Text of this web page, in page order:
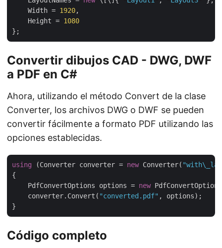
    Width =
1920,
    Height =
1080
Convertir dibujos CAD - DWG, DWF
a PDF en C#
Ahora, utilizando el método Convert de la clase
Converter, los archivos DWG o DWF se pueden
convertir fácilmente a formato PDF utilizando las
opciones establecidas.
using (Converter converter = new Converter(
{
    PdfConvertOptions options =
new
    converter.Convert(
"converted.pdf" , options);
Código completo